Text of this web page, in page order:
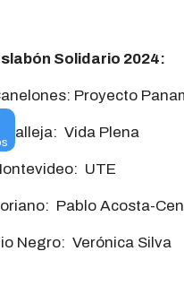
Solidario 2024:
Proyecto
Vida Plena
UTE
Pablo Acosta-
Negro: Verónica Silva